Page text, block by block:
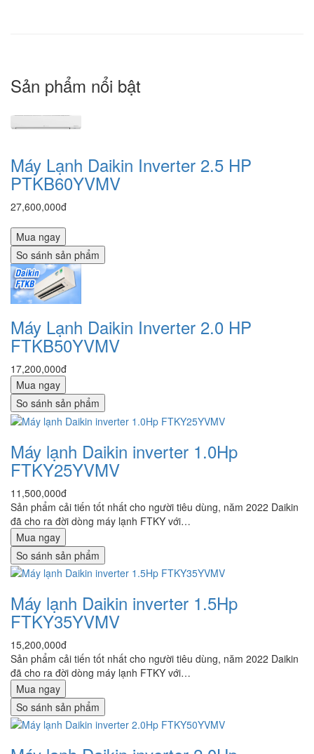
Sản phẩm nổi bật
Máy Lạnh Daikin Inverter 2.5 HP
PTKB60YVMV
27,600,000đ
Mua ngay
So sánh sản phẩm
Máy Lạnh Daikin Inverter 2.0 HP
FTKB50YVMV
17,200,000đ
Mua ngay
So sánh sản phẩm
Máy lạnh Daikin inverter 1.0Hp
FTKY25YVMV
11,500,000đ
Sản phẩm cải tiến tốt nhất cho người tiêu dùng, năm 2022 Daikin
đã cho ra đời dòng máy lạnh FTKY với…
Mua ngay
So sánh sản phẩm
Máy lạnh Daikin inverter 1.5Hp
FTKY35YVMV
15,200,000đ
Sản phẩm cải tiến tốt nhất cho người tiêu dùng, năm 2022 Daikin
đã cho ra đời dòng máy lạnh FTKY với…
Mua ngay
So sánh sản phẩm